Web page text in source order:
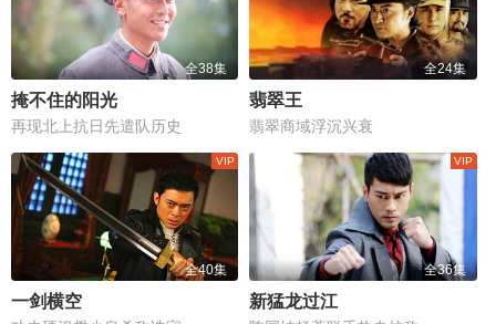
全38集
掩不住的阳光
再现北上抗日先遣队历史
全24集
翡翠王
翡翠商域浮沉兴衰
全40集
一剑横空
全36集
新猛龙过江